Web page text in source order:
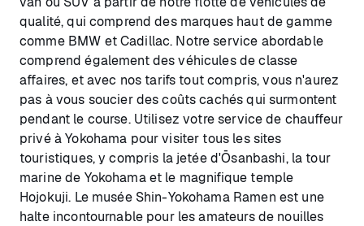
qualité, qui comprend des marques haut de gamme
comme BMW et Cadillac. Notre service abordable
comprend également des véhicules de classe
affaires, et avec nos tarifs tout compris, vous n'aurez
pas à vous soucier des coûts cachés qui surmontent
pendant le course. Utilisez votre service de chauffeur
privé à Yokohama pour visiter tous les sites
touristiques, y compris la jetée d'Ōsanbashi, la tour
marine de Yokohama et le magnifique temple
Hojokuji. Le musée Shin-Yokohama Ramen est une
halte incontournable pour les amateurs de nouilles